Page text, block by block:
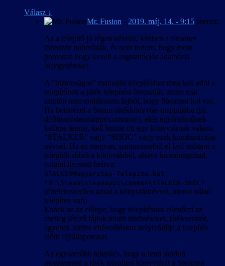
Válasz ↓
Mr. Fusion - 2019. máj. 14. - 9:15 szerint:
Az a telepítő jó régen készült, közben a Steamet
többször buherálták, és nem tudom, hogy most
pontosan hogy kezeli a regisztrációs adatbázis
bejegyzéseket.
A “biztonságos” manuális telepítéshez meg kell adni a
telepítőnek a játék telepítési útvonalát, amire már
szintén nem emlékszem fejből, hogy Steamen hol van.
Ha belenézel a Steam játékkönyvtár-mappájába (pl.
d:\Steam\steamapps\common\), elég egyértelműnek
kellene lennie, kell lennie ott egy könyvtárnak valami
“STALKER” vagy “SHOC” vagy ezek kombinációja
névvel. Ha ez megvan, parancssorból el kell indítani a
telepítőt abból a könyvtárból, ahova kicsomagoltad,
valami ilyesmit beírva:
STALKERMagyaritas-Telepito.bat
"d:\Steam\steamapps\common\STALKER-SHOC"
(értelemszerűen azzal a könyvtárnévvel, ahova nálad
telepítve van)
Ennek az az előnye, hogy telepítéskor ellenőrzi az
esetleg létező fájlok miatti ütközéseket, játékverziót,
egyebet, illetve eltávolításkor helyreállítja a telepítés
előtti fájlállapotokat.
Az egyszerűbb telepítés, hogy a fenti módon
megkeresed a játék telepítési könyvtárát a Steamen